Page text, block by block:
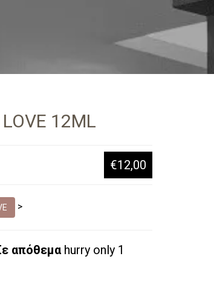
LOVE 12ML
€12,00
>
απόθεμα hurry only 1